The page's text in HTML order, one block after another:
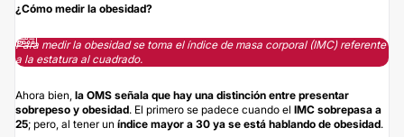
¿Cómo medir la obesidad?
Para medir la obesidad se toma el índice de masa corporal (IMC) referente
a la estatura al cuadrado.
Ahora bien, la OMS señala que hay una distinción entre presentar
sobrepeso y obesidad. El primero se padece cuando el IMC sobrepasa a
25; pero, al tener un índice mayor a 30 ya se está hablando de obesidad.